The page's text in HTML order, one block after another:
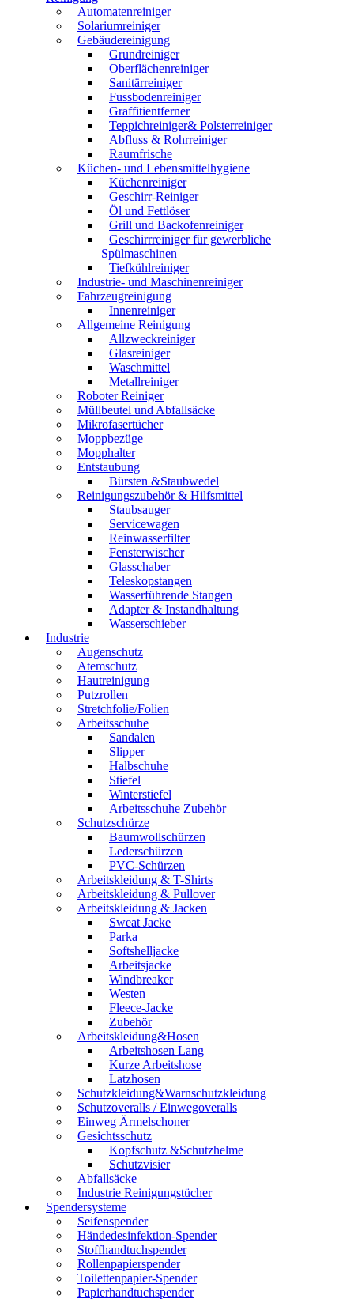
Automatenreiniger
Solariumreiniger
Gebäudereinigung
Grundreiniger
Oberflächenreiniger
Sanitärreiniger
Fussbodenreiniger
Graffitientferner
Teppichreiniger& Polsterreiniger
Abfluss & Rohrreiniger
Raumfrische
Küchen- und Lebensmittelhygiene
Küchenreiniger
Geschirr-Reiniger
Öl und Fettlöser
Grill und Backofenreiniger
Geschirrreiniger für gewerbliche
Spülmaschinen
Tiefkühlreiniger
Industrie- und Maschinenreiniger
Fahrzeugreinigung
Innenreiniger
Allgemeine Reinigung
Allzweckreiniger
Glasreiniger
Waschmittel
Metallreiniger
Roboter Reiniger
Müllbeutel und Abfallsäcke
Mikrofasertücher
Moppbezüge
Mopphalter
Entstaubung
Bürsten &Staubwedel
Reinigungszubehör & Hilfsmittel
Staubsauger
Servicewagen
Reinwasserfilter
Fensterwischer
Glasschaber
Teleskopstangen
Wasserführende Stangen
Adapter & Instandhaltung
Wasserschieber
Industrie
Augenschutz
Atemschutz
Hautreinigung
Putzrollen
Stretchfolie/Folien
Arbeitsschuhe
Sandalen
Slipper
Halbschuhe
Stiefel
Winterstiefel
Arbeitsschuhe Zubehör
Schutzschürze
Baumwollschürzen
Lederschürzen
PVC-Schürzen
Arbeitskleidung & T-Shirts
Arbeitskleidung & Pullover
Arbeitskleidung & Jacken
Sweat Jacke
Parka
Softshelljacke
Arbeitsjacke
Windbreaker
Westen
Fleece-Jacke
Zubehör
Arbeitskleidung&Hosen
Arbeitshosen Lang
Kurze Arbeitshose
Latzhosen
Schutzkleidung&Warnschutzkleidung
Schutzoveralls / Einwegoveralls
Einweg Ärmelschoner
Gesichtsschutz
Kopfschutz &Schutzhelme
Schutzvisier
Abfallsäcke
Industrie Reinigungstücher
Spendersysteme
Seifenspender
Händedesinfektion-Spender
Stoffhandtuchspender
Rollenpapierspender
Toilettenpapier-Spender
Papierhandtuchspender